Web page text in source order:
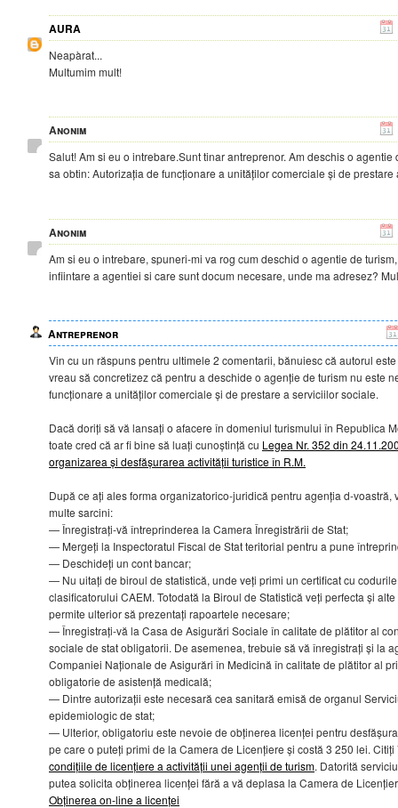
AURA
Neapàrat...
Multumim mult!
Anonim
Salut! Am si eu o intrebare.Sunt tinar antreprenor. Am deschis o agentie
sa obtin: Autorizația de funcționare a unităților comerciale și de
Anonim
Am si eu o intrebare, spuneri-mi va rog cum deschid o agentie de
infiintare a agentiei si care sunt docum necesare, unde ma adresez?
Antreprenor
Vin cu un răspuns pentru ultimele 2 comentarii, bănuiesc că autorul
vreau să concretizez că pentru a deschide o agenție de turism nu este
funcționare a unităților comerciale și de prestare a serviciilor sociale.
Dacă doriți să vă lansați o afacere în domeniul turismului în Republica
toate cred că ar fi bine să luați cunoștință cu Legea Nr. 352 din
organizarea și desfășurarea activității turistice în R.M.
După ce ați ales forma organizatorico-juridică pentru agenția d-voastră,
multe sarcini:
— Înregistrați-vă întreprinderea la Camera Înregistrării de Stat;
— Mergeți la Inspectoratul Fiscal de Stat teritorial pentru a pune
— Deschideți un cont bancar;
— Nu uitați de biroul de statistică, unde veți primi un certificat cu
clasificatorului CAEM. Totodată la Biroul de Statistică veți perfecta și
permite ulterior să prezentați rapoartele necesare;
— Înregistrați-vă la Casa de Asigurări Sociale în calitate de plătitor al
sociale de stat obligatorii. De asemenea, trebuie să vă înregistrați și la
Companiei Naționale de Asigurări în Medicină în calitate de plătitor al
obligatorie de asistență medicală;
— Dintre autorizații este necesară cea sanitară emisă de organul
epidemiologic de stat;
— Ulterior, obligatoriu este nevoie de obținerea licenței pentru
pe care o puteți primi de la Camera de Licențiere și costă 3 250 lei.
condițiile de licențiere a activității unei agenții de turism. Datorită
putea solicita obținerea licenței fără a vă deplasa la Camera de
Obținerea on-line a licenței